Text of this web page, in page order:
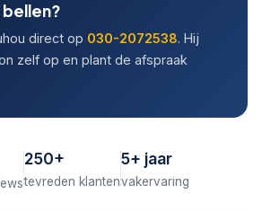
direct op 030-2072538. Hij
zelf op en plant de afspraak
250+
tevreden klanten
5+ jaar
vakervaring